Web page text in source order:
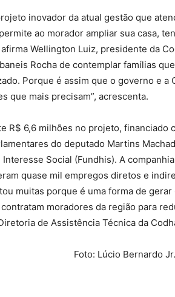
inovador da atual gestão que
ao morador ampliar sua casa,
afirma Wellington Luiz, presidente da
Rocha de contemplar famílias
Porque é assim que o governo e a
que mais precisam”, acrescenta.
R$ 6,6 milhões no projeto,
do deputado Martins
Interesse Social (Fundhis). A
quase mil empregos diretos e
muitas porque é uma forma de
moradores da região para
de Assistência Técnica da